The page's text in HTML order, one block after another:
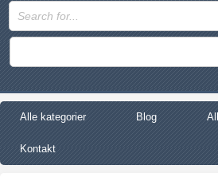
Alle kategorier Blog
Kontakt